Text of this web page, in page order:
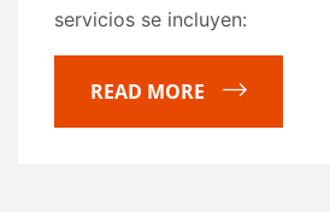
servicios se incluyen:
READ MORE